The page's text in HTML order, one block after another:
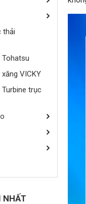
thải
VICKY
trục
NHẤT